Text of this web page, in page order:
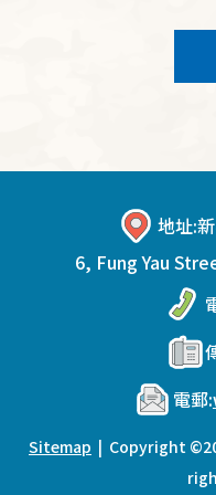
地址:
6, Fung Yau
電郵:
Sitemap | Copyright ©